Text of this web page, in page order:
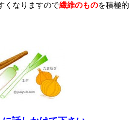
くなりますので繊維のものを積極的